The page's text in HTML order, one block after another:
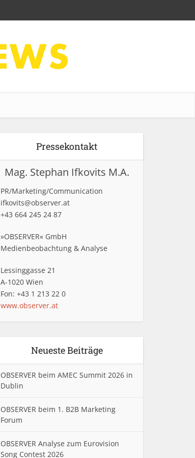
Pressekontakt
Mag. Stephan Ifkovits M.A.
PR/Marketing/Communication
ifkovits@observer.at
+43 664 245 24 87
»OBSERVER« GmbH
Medienbeobachtung & Analyse
Lessinggasse 21
A-1020 Wien
Fon: +43 1 213 22 0
www.observer.at
Neueste Beiträge
OBSERVER beim AMEC Summit 2026 in
Dublin
OBSERVER beim 1. B2B Marketing
Forum
OBSERVER Analyse zum Eurovision
Song Contest 2026